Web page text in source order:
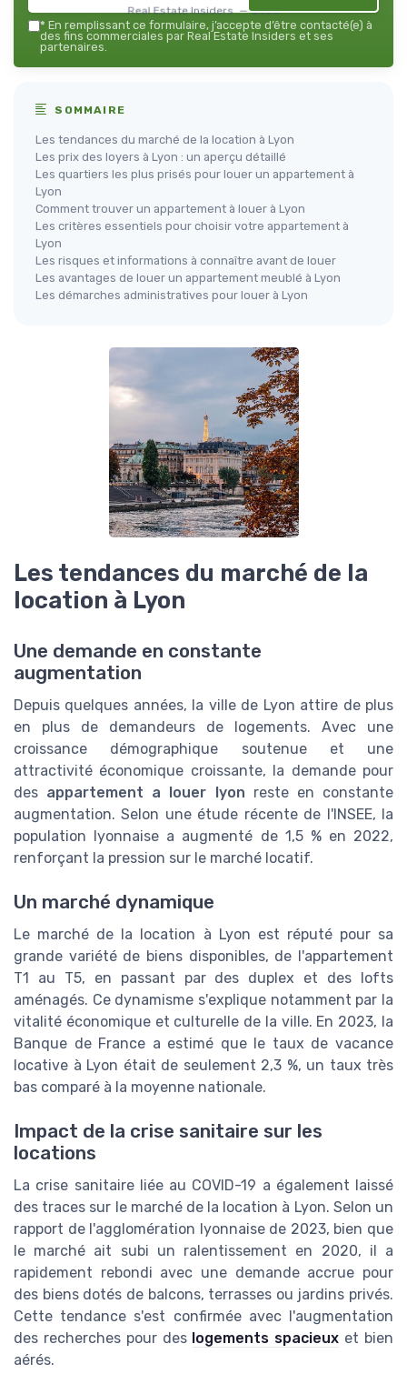
Real Estate Insiders — 2026
* En remplissant ce formulaire, j’accepte d’être contacté(e) à
des fins commerciales par Real Estate Insiders et ses
partenaires.
SOMMAIRE
Les tendances du marché de la location à Lyon
Les prix des loyers à Lyon : un aperçu détaillé
Les quartiers les plus prisés pour louer un appartement à
Lyon
Comment trouver un appartement à louer à Lyon
Les critères essentiels pour choisir votre appartement à
Lyon
Les risques et informations à connaître avant de louer
Les avantages de louer un appartement meublé à Lyon
Les démarches administratives pour louer à Lyon
Les tendances du marché de la
location à Lyon
Une demande en constante
augmentation
Depuis quelques années, la ville de Lyon attire de plus
en plus de demandeurs de logements. Avec une
croissance démographique soutenue et une
attractivité économique croissante, la demande pour
des appartement a louer lyon reste en constante
augmentation. Selon une étude récente de l'INSEE, la
population lyonnaise a augmenté de 1,5 % en 2022,
renforçant la pression sur le marché locatif.
Un marché dynamique
Le marché de la location à Lyon est réputé pour sa
grande variété de biens disponibles, de l'appartement
T1 au T5, en passant par des duplex et des lofts
aménagés. Ce dynamisme s'explique notamment par la
vitalité économique et culturelle de la ville. En 2023, la
Banque de France a estimé que le taux de vacance
locative à Lyon était de seulement 2,3 %, un taux très
bas comparé à la moyenne nationale.
Impact de la crise sanitaire sur les
locations
La crise sanitaire liée au COVID-19 a également laissé
des traces sur le marché de la location à Lyon. Selon un
rapport de l'agglomération lyonnaise de 2023, bien que
le marché ait subi un ralentissement en 2020, il a
rapidement rebondi avec une demande accrue pour
des biens dotés de balcons, terrasses ou jardins privés.
Cette tendance s'est confirmée avec l'augmentation
des recherches pour des logements spacieux et bien
aérés.